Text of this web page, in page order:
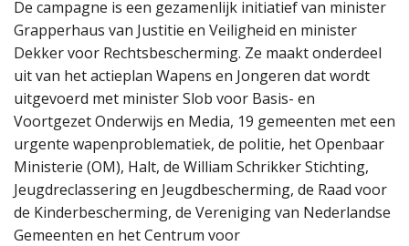
De campagne is een gezamenlijk initiatief van minister
Grapperhaus van Justitie en Veiligheid en minister
Dekker voor Rechtsbescherming. Ze maakt onderdeel
uit van het actieplan Wapens en Jongeren dat wordt
uitgevoerd met minister Slob voor Basis- en
Voortgezet Onderwijs en Media, 19 gemeenten met een
urgente wapenproblematiek, de politie, het Openbaar
Ministerie (OM), Halt, de William Schrikker Stichting,
Jeugdreclassering en Jeugdbescherming, de Raad voor
de Kinderbescherming, de Vereniging van Nederlandse
Gemeenten en het Centrum voor